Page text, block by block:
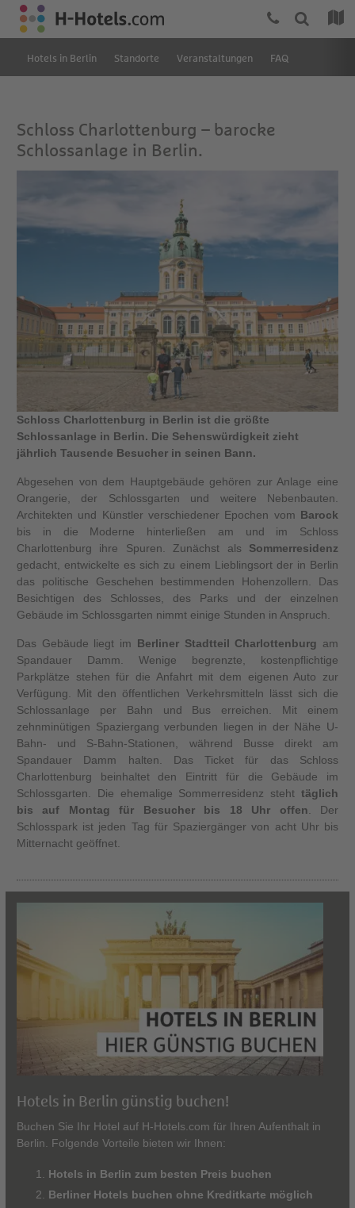
Hotels in Berlin Standorte Veranstaltungen FAQ
Schloss Charlottenburg – barocke
Schlossanlage in Berlin.
Schloss Charlottenburg in Berlin ist die größte
Schlossanlage in Berlin. Die Sehenswürdigkeit zieht
jährlich Tausende Besucher in seinen Bann.
Abgesehen von dem Hauptgebäude gehören zur Anlage eine
Orangerie, der Schlossgarten und weitere Nebenbauten.
Architekten und Künstler verschiedener Epochen vom Barock
bis in die Moderne hinterließen am und im Schloss
Charlottenburg ihre Spuren. Zunächst als Sommerresidenz
gedacht, entwickelte es sich zu einem Lieblingsort der in Berlin
das politische Geschehen bestimmenden Hohenzollern. Das
Besichtigen des Schlosses, des Parks und der einzelnen
Gebäude im Schlossgarten nimmt einige Stunden in Anspruch.
Das Gebäude liegt im Berliner Stadtteil Charlottenburg am
Spandauer Damm. Wenige begrenzte, kostenpflichtige
Parkplätze stehen für die Anfahrt mit dem eigenen Auto zur
Verfügung. Mit den öffentlichen Verkehrsmitteln lässt sich die
Schlossanlage per Bahn und Bus erreichen. Mit einem
zehnminütigen Spaziergang verbunden liegen in der Nähe U-
Bahn- und S-Bahn-Stationen, während Busse direkt am
Spandauer Damm halten. Das Ticket für das Schloss
Charlottenburg beinhaltet den Eintritt für die Gebäude im
Schlossgarten. Die ehemalige Sommerresidenz steht täglich
bis auf Montag für Besucher bis 18 Uhr offen. Der
Schlosspark ist jeden Tag für Spaziergänger von acht Uhr bis
Mitternacht geöffnet.
Hotels in Berlin günstig buchen!
Buchen Sie Ihr Hotel auf H-Hotels.com für Ihren Aufenthalt in
Berlin. Folgende Vorteile bieten wir Ihnen:
Hotels in Berlin zum besten Preis buchen
Berliner Hotels buchen ohne Kreditkarte möglich